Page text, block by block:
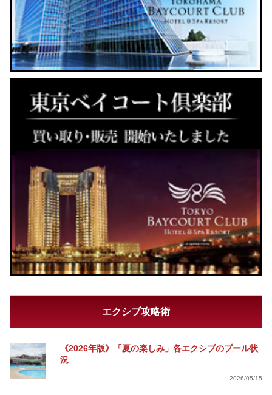
エクシブ攻略術
《2026年版》「夏の楽しみ」各エクシブのプール状
況
2026/05/15